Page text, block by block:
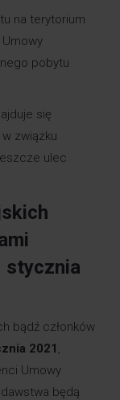
na terytorium
Umowy
pobytu
się
związku
ulec
stycznia
bądź członków
2021 ,
Umowy
będą